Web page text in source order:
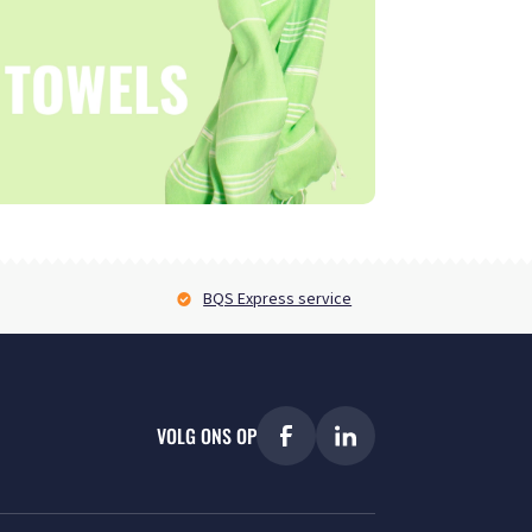
BQS Express service
VOLG ONS OP